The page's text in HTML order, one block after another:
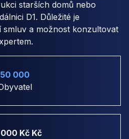
starších domů nebo
D1. Důležité je
a možnost konzultovat
50 000
Kč Kč